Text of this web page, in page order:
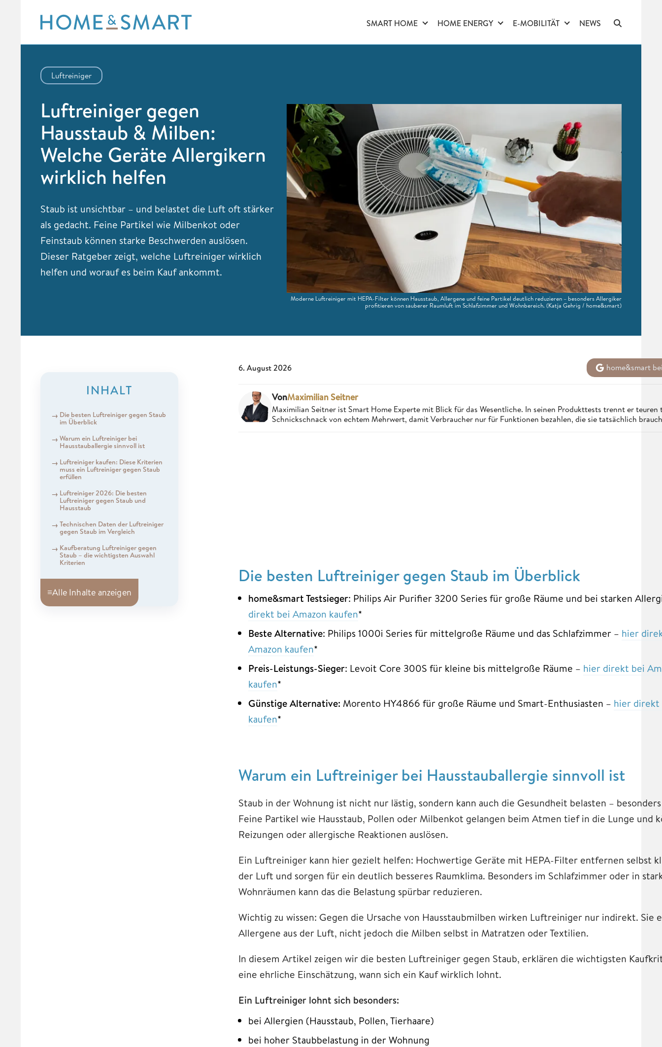
content
SMART HOME HOME ENERGY E-MOBILITÄT NEWS
Luftreiniger
Luftreiniger gegen
Hausstaub & Milben:
Welche Geräte Allergikern
wirklich helfen
Staub ist unsichtbar – und belastet die Luft oft stärker
als gedacht. Feine Partikel wie Milbenkot oder
Feinstaub können starke Beschwerden auslösen.
Dieser Ratgeber zeigt, welche Luftreiniger wirklich
helfen und worauf es beim Kauf ankommt.
Moderne Luftreiniger mit HEPA-Filter können Hausstaub, Allergene und feine Partikel deutlich reduzieren – besonders Allergiker
profitieren von sauberer Raumluft im Schlafzimmer und Wohnbereich.(Katja Gehrig / home&smart)
INHALT
Die besten Luftreiniger gegen Staub
im Überblick
Warum ein Luftreiniger bei
Hausstauballergie sinnvoll ist
Luftreiniger kaufen: Diese Kriterien
muss ein Luftreiniger gegen Staub
erfüllen
Luftreiniger 2026: Die besten
Luftreiniger gegen Staub und
Hausstaub
Technischen Daten der Luftreiniger
gegen Staub im Vergleich
Kaufberatung Luftreiniger gegen
Staub – die wichtigsten Auswahl
Kriterien
≡Alle Inhalte anzeigen
6. August 2026 home&smart
VonMaximilian Seitner
Maximilian Seitner ist Smart Home Experte mit Blick für das Wesentliche. In seinen Produkttests trennt er teuren
Schnickschnack von echtem Mehrwert, damit Verbraucher nur für Funktionen bezahlen, die sie tatsächlich
Die besten Luftreiniger gegen Staub im Überblick
home&smart Testsieger: Philips Air Purifier 3200 Series für große Räume und bei starken
direkt bei Amazon kaufen*
Beste Alternative: Philips 1000i Series für mittelgroße Räume und das Schlafzimmer – hier
Amazon kaufen*
Preis-Leistungs-Sieger: Levoit Core 300S für kleine bis mittelgroße Räume – hier direkt bei
kaufen*
Günstige Alternative: Morento HY4866 für große Räume und Smart-Enthusiasten – hier direkt
kaufen*
Warum ein Luftreiniger bei Hausstauballergie sinnvoll ist
Staub in der Wohnung ist nicht nur lästig, sondern kann auch die Gesundheit belasten –
Feine Partikel wie Hausstaub, Pollen oder Milbenkot gelangen beim Atmen tief in die Lunge und
Reizungen oder allergische Reaktionen auslösen.
Ein Luftreiniger kann hier gezielt helfen: Hochwertige Geräte mit HEPA-Filter entfernen selbst
der Luft und sorgen für ein deutlich besseres Raumklima. Besonders im Schlafzimmer oder in
Wohnräumen kann das die Belastung spürbar reduzieren.
Wichtig zu wissen: Gegen die Ursache von Hausstaubmilben wirken Luftreiniger nur indirekt. Sie
Allergene aus der Luft, nicht jedoch die Milben selbst in Matratzen oder Textilien.
In diesem Artikel zeigen wir die besten Luftreiniger gegen Staub, erklären die wichtigsten
eine ehrliche Einschätzung, wann sich ein Kauf wirklich lohnt.
Ein Luftreiniger lohnt sich besonders:
bei Allergien (Hausstaub, Pollen, Tierhaare)
bei hoher Staubbelastung in der Wohnung